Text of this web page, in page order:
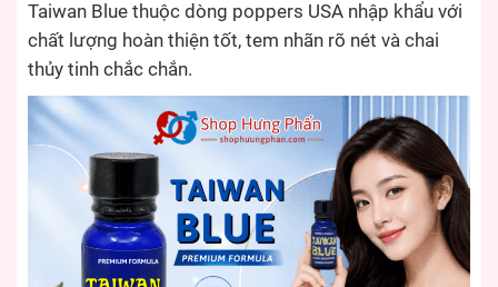
Taiwan Blue thuộc dòng poppers USA nhập khẩu với
chất lượng hoàn thiện tốt, tem nhãn rõ nét và chai
thủy tinh chắc chắn.